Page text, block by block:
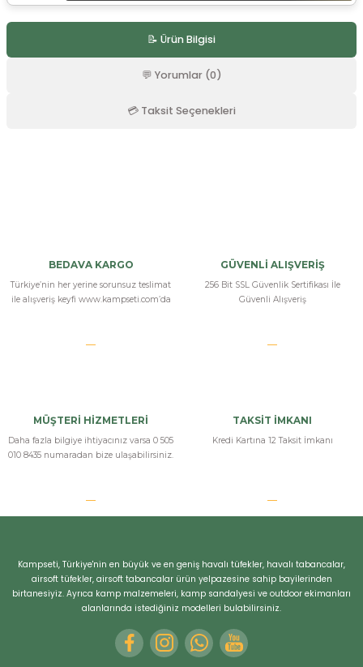
📝 Ürün Bilgisi
💬 Yorumlar (0)
💳 Taksit Seçenekleri
BEDAVA KARGO
Türkiye’nin her yerine sorunsuz teslimat
ile alışveriş keyfi www.kampseti.com’da
GÜVENLİ ALIŞVERİŞ
256 Bit SSL Güvenlik Sertifikası İle
Güvenli Alışveriş
MÜŞTERİ HİZMETLERİ
Daha fazla bilgiye ihtiyacınız varsa 0 505
010 8435 numaradan bize ulaşabilirsiniz.
TAKSİT İMKANI
Kredi Kartına 12 Taksit İmkanı
Kampseti, Türkiye'nin en büyük ve en geniş havalı tüfekler, havalı tabancalar,
airsoft tüfekler, airsoft tabancalar ürün yelpazesine sahip bayilerinden
birtanesiyiz. Ayrıca kamp malzemeleri, kamp sandalyesi ve outdoor ekimanları
alanlarında istediğiniz modelleri bulabilirsiniz.